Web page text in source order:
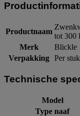
Productnaam
tot 300
Merk
Blickle
Verpakking Per stuk
Technische
Model
Type naaf